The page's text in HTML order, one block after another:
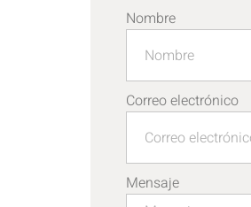
Nombre
Correo electrónico
Mensaje